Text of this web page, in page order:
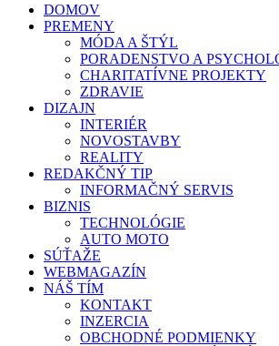
DOMOV
PREMENY
MÓDA A ŠTÝL
PORADENSTVO A
CHARITATÍVNE PROJEKTY
ZDRAVIE
DIZAJN
INTERIÉR
NOVOSTAVBY
REALITY
REDAKČNÝ TIP
INFORMAČNÝ SERVIS
BIZNIS
TECHNOLÓGIE
AUTO MOTO
SÚŤAŽE
WEBMAGAZÍN
NÁŠ TÍM
KONTAKT
INZERCIA
OBCHODNÉ PODMIENKY